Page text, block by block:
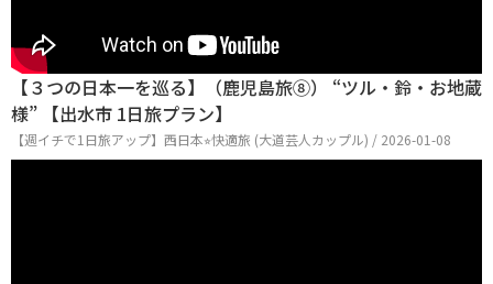
【３つの日本一を巡る】（鹿児島旅⑧） “ツル・鈴・お地蔵
様” 【出水市 1日旅プラン】
【週イチで1日旅アップ】西日本⭐︎快適旅 (大道芸人カップル) / 2026-01-08